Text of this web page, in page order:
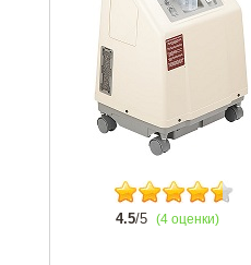
4.5/5 (4 оценки)